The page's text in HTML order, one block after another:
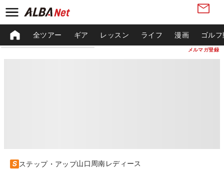
メルマガ登録
全ツアー ギア レッスン ライフ 漫画 ゴル
ステップ・アップ山口周南レディース